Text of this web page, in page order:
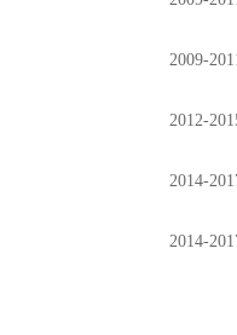
2009-
2012-
2014-
2014-